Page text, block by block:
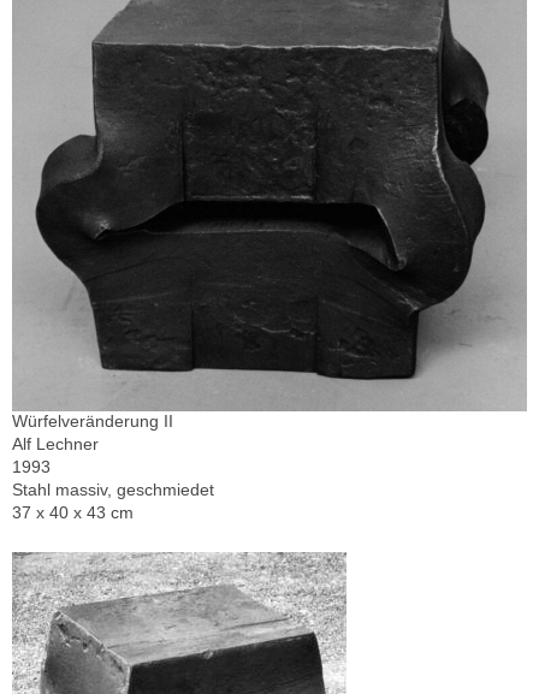
Würfelveränderung II
Alf Lechner
1993
Stahl massiv, geschmiedet
37 x 40 x 43 cm